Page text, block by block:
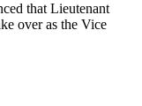
that Lieutenant
over as the Vice